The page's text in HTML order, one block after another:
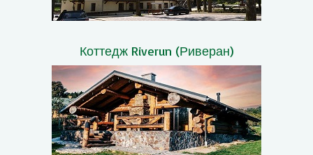
Коттедж Riverun (Риверан)